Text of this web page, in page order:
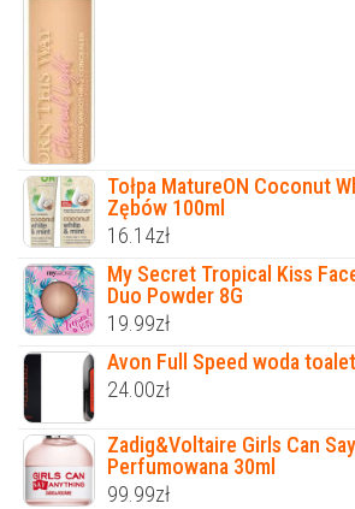
Tołpa MatureON Coconut
Zębów 100ml
16.14zł
My Secret Tropical Kiss
Duo Powder 8G
19.99zł
Avon Full Speed woda
24.00zł
Zadig&Voltaire Girls Can
Perfumowana 30ml
99.99zł